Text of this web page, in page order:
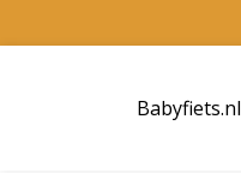
Babyfiets.nl